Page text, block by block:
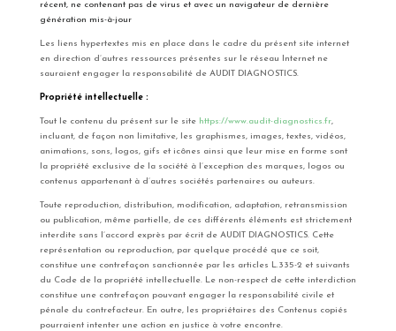
récent, ne contenant pas de virus et avec un navigateur de dernière
génération mis-à-jour
Les liens hypertextes mis en place dans le cadre du présent site internet
en direction d’autres ressources présentes sur le réseau Internet ne
sauraient engager la responsabilité de AUDIT DIAGNOSTICS.
Propriété intellectuelle :
Tout le contenu du présent sur le site https://www.audit-diagnostics.fr,
incluant, de façon non limitative, les graphismes, images, textes, vidéos,
animations, sons, logos, gifs et icônes ainsi que leur mise en forme sont
la propriété exclusive de la société à l’exception des marques, logos ou
contenus appartenant à d’autres sociétés partenaires ou auteurs.
Toute reproduction, distribution, modification, adaptation, retransmission
ou publication, même partielle, de ces différents éléments est strictement
interdite sans l’accord exprès par écrit de AUDIT DIAGNOSTICS. Cette
représentation ou reproduction, par quelque procédé que ce soit,
constitue une contrefaçon sanctionnée par les articles L.335-2 et suivants
du Code de la propriété intellectuelle. Le non-respect de cette interdiction
constitue une contrefaçon pouvant engager la responsabilité civile et
pénale du contrefacteur. En outre, les propriétaires des Contenus copiés
pourraient intenter une action en justice à votre encontre.